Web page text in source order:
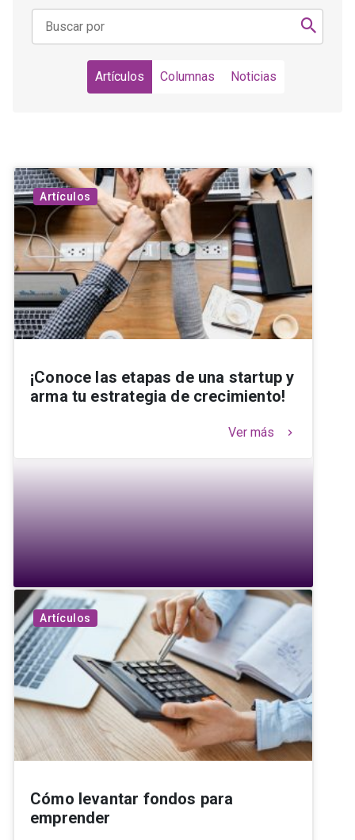
Artículos Columnas Noticias
Artículos
¡Conoce las etapas de una startup y
arma tu estrategia de crecimiento!
Ver más keyboard_arrow_right
Artículos
Cómo levantar fondos para
emprender